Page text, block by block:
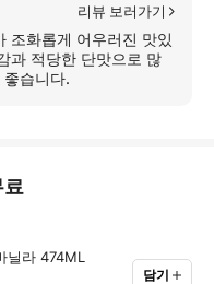
리뷰 보러가기
조화롭게 어우러진 맛있
과 적당한 단맛으로 많
습니다.
닐라 474ML
담기